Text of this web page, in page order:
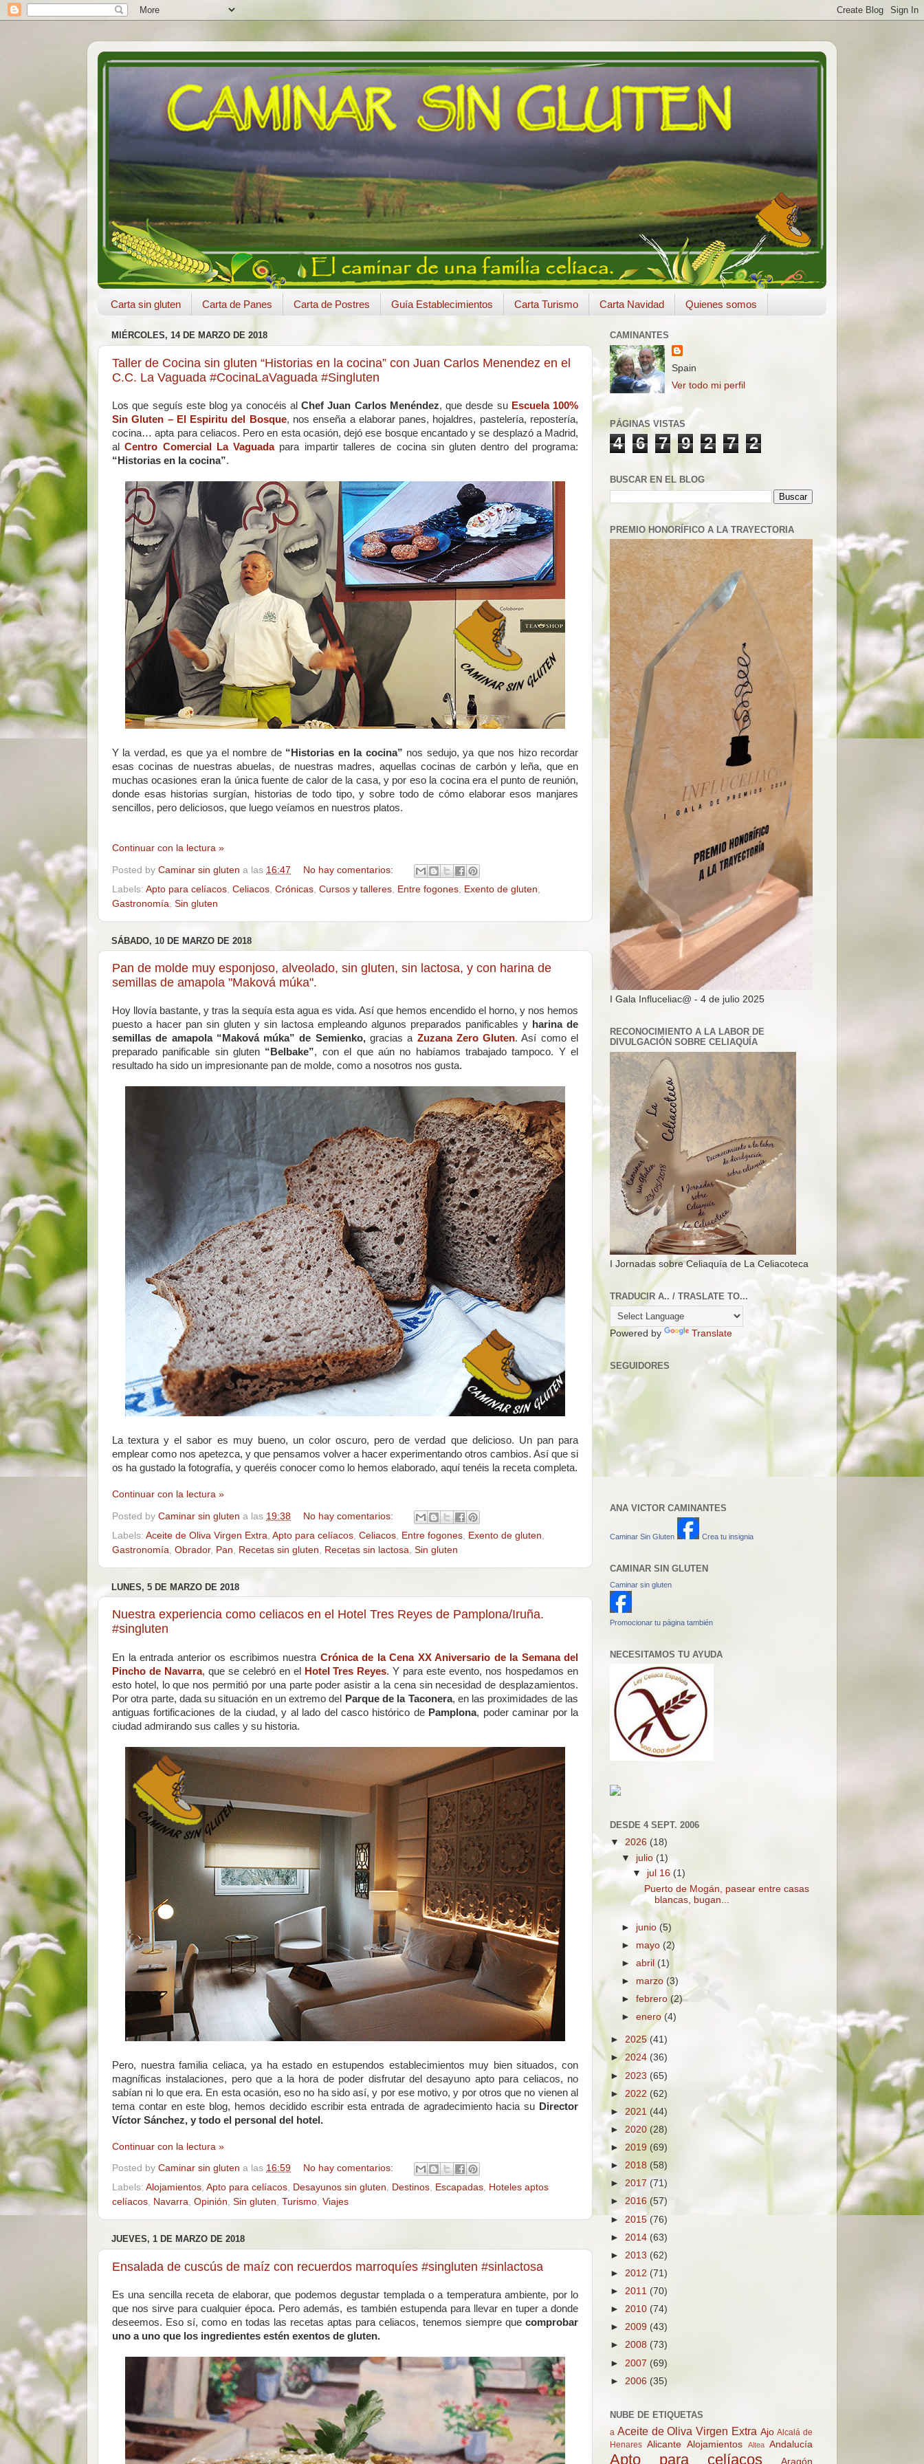
Carta sin gluten Carta de Panes Carta de Postres Guía Establecimientos Carta Turismo Carta Navidad Quienes somos
MIÉRCOLES, 14 DE MARZO DE 2018
Taller de Cocina sin gluten “Historias en la cocina” con Juan Carlos Menendez en el
C.C. La Vaguada #CocinaLaVaguada #Singluten
Los que seguís este blog ya conocéis al Chef Juan Carlos Menéndez, que desde su Escuela 100%
Sin Gluten – El Espiritu del Bosque, nos enseña a elaborar panes, hojaldres, pastelería, repostería,
cocina… apta para celiacos. Pero en esta ocasión, dejó ese bosque encantado y se desplazó a Madrid,
alCentro Comercial La Vaguadapara impartir talleres de cocina sin gluten dentro del programa:
“Historias en la cocina”.
Y la verdad, es que ya el nombre de “Historias en la cocina” nos sedujo, ya que nos hizo recordar
esas cocinas de nuestras abuelas, de nuestras madres, aquellas cocinas de carbón y leña, que en
muchas ocasiones eran la única fuente de calor de la casa, y por eso la cocina era el punto de reunión,
donde esas historias surgían, historias de todo tipo, y sobre todo de cómo elaborar esos manjares
sencillos, pero deliciosos, que luego veíamos en nuestros platos.
Continuar con la lectura »
Posted by Caminar sin gluten a las 16:47
No hay comentarios:
Labels: Apto para celíacos Celiacos Crónicas Cursos y talleres Entre fogones Exento de gluten
Gastronomía Sin gluten
SÁBADO, 10 DE MARZO DE 2018
Pan de molde muy esponjoso, alveolado, sin gluten, sin lactosa, y con harina de
semillas de amapola "Maková múka".
Hoy llovía bastante, y tras la sequía esta agua es vida. Así que hemos encendido el horno, y nos hemos
puesto a hacer pan sin gluten y sin lactosa empleando algunos preparados panificables y harina de
semillas de amapola “Maková múka” de Semienko, gracias a Zuzana Zero Gluten. Así como el
preparado panificable sin gluten “Belbake”, con el que aún no habíamos trabajado tampoco. Y el
resultado ha sido un impresionante pan de molde, como a nosotros nos gusta.
La textura y el sabor es muy bueno, un color oscuro, pero de verdad que delicioso. Un pan para
emplear como nos apetezca, y que pensamos volver a hacer experimentando otros cambios. Así que si
os ha gustado la fotografía, y queréis conocer como lo hemos elaborado, aquí tenéis la receta completa.
Continuar con la lectura »
Posted by Caminar sin gluten a las 19:38
No hay comentarios:
Labels: Aceite de Oliva Virgen Extra Apto para celíacos Celiacos Entre fogones Exento de gluten
Gastronomía Obrador, Pan Recetas sin gluten Recetas sin lactosa Sin gluten
LUNES, 5 DE MARZO DE 2018
Nuestra experiencia como celiacos en el Hotel Tres Reyes de Pamplona/Iruña.
#singluten
En la entrada anterior os escribimos nuestra Crónica de la Cena XX Aniversario de la Semana del
Pincho de Navarra, que se celebró en el Hotel Tres Reyes. Y para este evento, nos hospedamos en
esto hotel, lo que nos permitió por una parte poder asistir a la cena sin necesidad de desplazamientos.
Por otra parte, dada su situación en un extremo del Parque de la Taconera, en las proximidades de las
antiguas fortificaciones de la ciudad, y al lado del casco histórico de Pamplona, poder caminar por la
ciudad admirando sus calles y su historia.
Pero, nuestra familia celiaca, ya ha estado en estupendos establecimientos muy bien situados, con
magníficas instalaciones, pero que a la hora de poder disfrutar del desayuno apto para celiacos, no
sabían ni lo que era. En esta ocasión, eso no ha sido así, y por ese motivo, y por otros que no vienen al
tema contar en este blog, hemos decidido escribir esta entrada de agradecimiento hacia su Director
Víctor Sánchez, y todo el personal del hotel.
Continuar con la lectura »
Posted by Caminar sin gluten a las 16:59
No hay comentarios:
Labels: Alojamientos, Apto para celíacos, Desayunos sin gluten, Destinos, Escapadas, Hoteles aptos
celíacos, Navarra, Opinión, Sin gluten, Turismo, Viajes
JUEVES, 1 DE MARZO DE 2018
Ensalada de cuscús de maíz con recuerdos marroquíes #singluten #sinlactosa
Es una sencilla receta de elaborar, que podemos degustar templada o a temperatura ambiente, por lo
que nos sirve para cualquier época. Pero además, es también estupenda para llevar en tuper a donde
deseemos. Eso sí, como en todas las recetas aptas para celiacos, tenemos siempre que comprobar
uno a uno que los ingredientes estén exentos de gluten.
CAMINANTES
Spain
Ver todo mi perfil
PÁGINAS VISTAS
4 6 7 9 2 7 2
BUSCAR EN EL BLOG
PREMIO HONORÍFICO A LA TRAYECTORIA
I Gala Influceliac@ - 4 de julio 2025
RECONOCIMIENTO A LA LABOR DE
DIVULGACIÓN SOBRE CELIAQUÍA
I Jornadas sobre Celiaquía de La Celiacoteca
TRADUCIR A.. / TRASLATE TO...
Powered by Translate
SEGUIDORES
ANA VICTOR CAMINANTES
Caminar Sin Gluten Crea tu insignia
CAMINAR SIN GLUTEN
Caminar sin gluten
Promocionar tu página también
NECESITAMOS TU AYUDA
DESDE 4 SEPT. 2006
▼ 2026 (18)
▼ julio(1)
▼jul 16(1)
Puerto de Mogán, pasear entre casas
blancas, bugan...
► junio (5)
► mayo (2)
►abril(1)
► marzo (3)
►febrero(2)
►enero(4)
► 2025 (41)
►2024 (36)
► 2023 (65)
► 2022 (62)
► 2021 (44)
► 2020 (28)
► 2019 (69)
► 2018 (58)
► 2017 (71)
► 2016 (57)
► 2015 (76)
► 2014 (63)
► 2013 (62)
► 2012 (71)
► 2011 (70)
► 2010 (74)
► 2009 (43)
► 2008 (73)
► 2007 (69)
► 2006 (35)
NUBE DE ETIQUETAS
a Aceite de Oliva Virgen Extra Ajo Alcalá de
Henares Alicante Alojamientos Altea Andalucía
Apto para celíacos Aragón